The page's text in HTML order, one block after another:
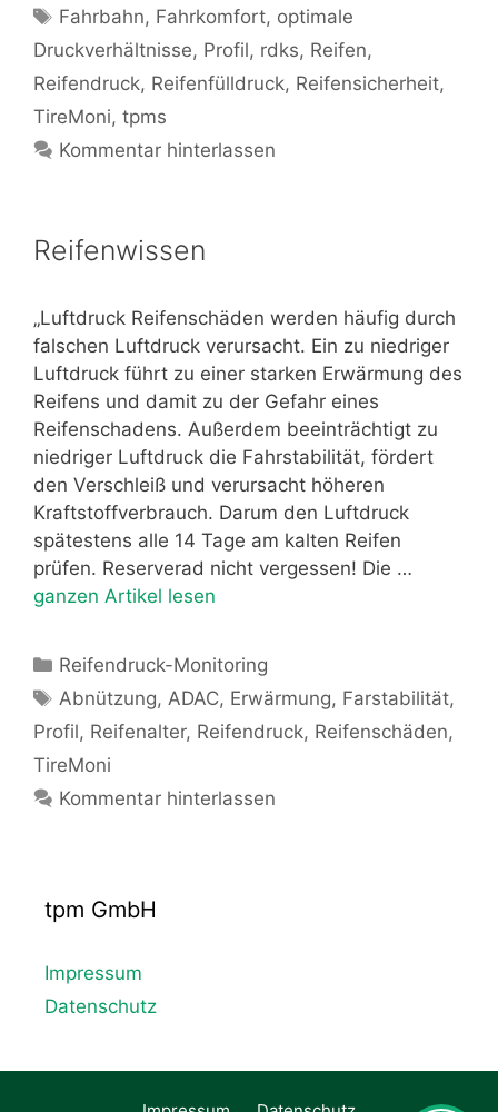
Schlagwörter
Fahrbahn, Fahrkomfort, optimale
Druckverhältnisse, Profil, rdks, Reifen,
Reifendruck, Reifenfülldruck, Reifensicherheit,
TireMoni, tpms
Kommentar hinterlassen
Reifenwissen
„Luftdruck Reifenschäden werden häufig durch
falschen Luftdruck verursacht. Ein zu niedriger
Luftdruck führt zu einer starken Erwärmung des
Reifens und damit zu der Gefahr eines
Reifenschadens. Außerdem beeinträchtigt zu
niedriger Luftdruck die Fahrstabilität, fördert
den Verschleiß und verursacht höheren
Kraftstoffverbrauch. Darum den Luftdruck
spätestens alle 14 Tage am kalten Reifen
prüfen. Reserverad nicht vergessen! Die …
ganzen Artikel lesen
Kategorien
Reifendruck-Monitoring
Schlagwörter
Abnützung,ADAC, Erwärmung, Farstabilität,
Profil, Reifenalter, Reifendruck, Reifenschäden,
TireMoni
Kommentar hinterlassen
tpm GmbH
Impressum
Datenschutz